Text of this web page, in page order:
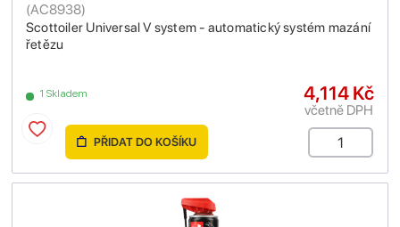
Scottoiler Universal V system - automatický systém mazání
řetězu
(AC8938)
1 Skladem 4,114 Kč
včetně DPH
PŘIDAT DO KOŠÍKU